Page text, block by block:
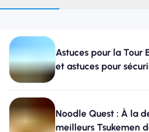
Pourquoi Nomad eSIM
Utiliser une eSIM
Astuces pour la Tour
et astuces pour
Noodle Quest : À la
meilleurs Tsukemen